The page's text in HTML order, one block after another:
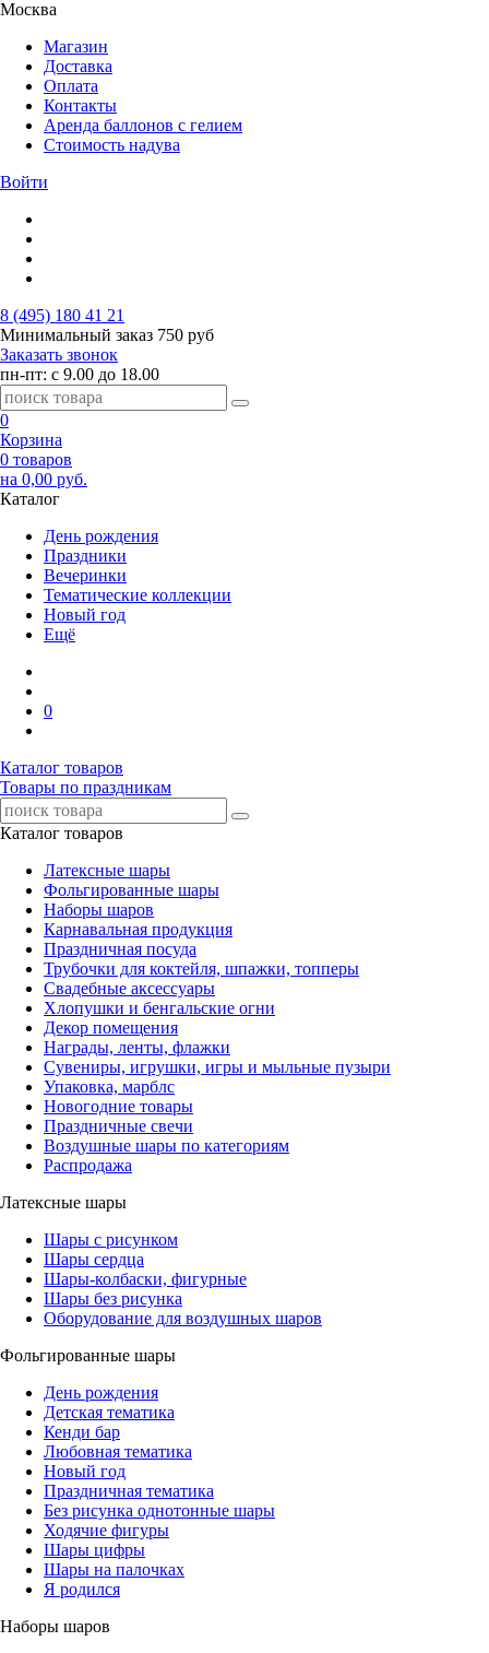
Москва
Магазин
Доставка
Оплата
Контакты
Аренда баллонов с гелием
Стоимость надува
Войти
8 (495) 180 41 21
Минимальный заказ 750 руб
Заказать звонок
пн-пт: с 9.00 до 18.00
0
Корзина
0 товаров
на 0,00 руб.
Каталог
День рождения
Праздники
Вечеринки
Тематические коллекции
Новый год
Ещё
0
Каталог товаров
Товары по праздникам
Каталог товаров
Латексные шары
Фольгированные шары
Наборы шаров
Карнавальная продукция
Праздничная посуда
Трубочки для коктейля, шпажки, топперы
Свадебные аксессуары
Хлопушки и бенгальские огни
Декор помещения
Награды, ленты, флажки
Сувениры, игрушки, игры и мыльные пузыри
Упаковка, марблс
Новогодние товары
Праздничные свечи
Воздушные шары по категориям
Распродажа
Латексные шары
Шары с рисунком
Шары сердца
Шары-колбаски, фигурные
Шары без рисунка
Оборудование для воздушных шаров
Фольгированные шары
День рождения
Детская тематика
Кенди бар
Любовная тематика
Новый год
Праздничная тематика
Без рисунка однотонные шары
Ходячие фигуры
Шары цифры
Шары на палочках
Я родился
Наборы шаров